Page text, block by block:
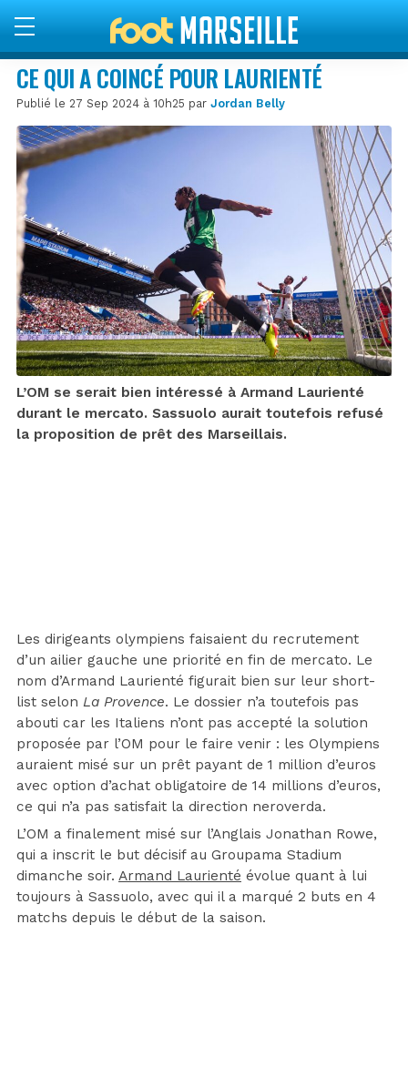
CE QUI A COINCÉ POUR LAURIENTÉ
Publié le 27 Sep 2024 à 10h25 par Jordan Belly
L’OM se serait bien intéressé à Armand Laurienté
durant le mercato. Sassuolo aurait toutefois refusé
la proposition de prêt des Marseillais.
Les dirigeants olympiens faisaient du recrutement
d’un ailier gauche une priorité en fin de mercato. Le
nom d’Armand Laurienté figurait bien sur leur short-
list selon La Provence. Le dossier n’a toutefois pas
abouti car les Italiens n’ont pas accepté la solution
proposée par l’OM pour le faire venir : les Olympiens
auraient misé sur un prêt payant de 1 million d’euros
avec option d’achat obligatoire de 14 millions d’euros,
ce qui n’a pas satisfait la direction neroverda.
L’OM a finalement misé sur l’Anglais Jonathan Rowe,
qui a inscrit le but décisif au Groupama Stadium
dimanche soir. Armand Laurienté évolue quant à lui
toujours à Sassuolo, avec qui il a marqué 2 buts en 4
matchs depuis le début de la saison.